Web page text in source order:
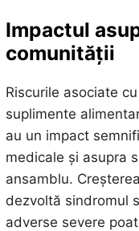
Impactul
comunității
Riscurile asociate
suplimente
au un impact
medicale și asupra
ansamblu.
dezvoltă sindromul
adverse severe